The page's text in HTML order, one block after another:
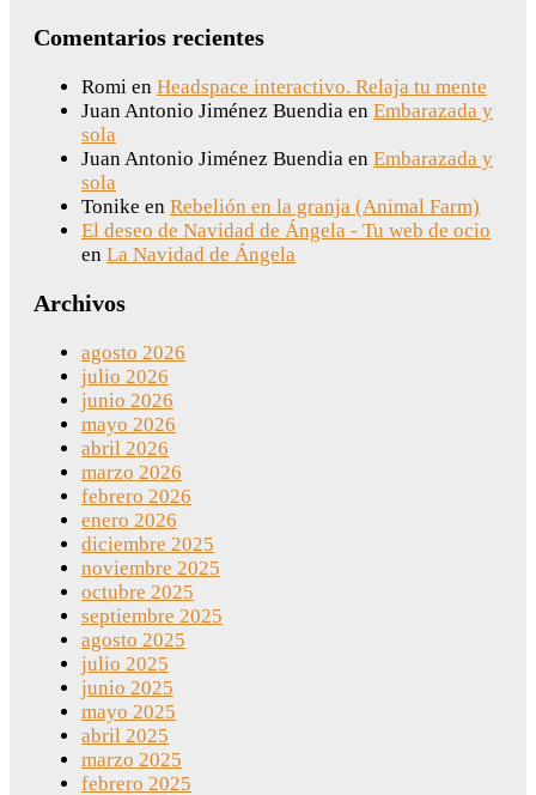
Comentarios recientes
Romi en Headspace interactivo. Relaja tu mente
Juan Antonio Jiménez Buendia en Embarazada y
sola
Juan Antonio Jiménez Buendia en Embarazada y
sola
Tonike en Rebelión en la granja (Animal Farm)
El deseo de Navidad de Ángela - Tu web de ocio
en La Navidad de Ángela
Archivos
agosto 2026
julio 2026
junio 2026
mayo 2026
abril 2026
marzo 2026
febrero 2026
enero 2026
diciembre 2025
noviembre 2025
octubre 2025
septiembre 2025
agosto 2025
julio 2025
junio 2025
mayo 2025
abril 2025
marzo 2025
febrero 2025